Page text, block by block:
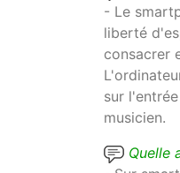
- Le
liberté
consacrer
sur
musicien.
Quelle